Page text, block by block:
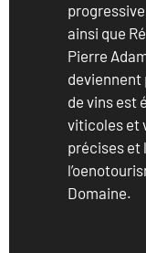
ainsi que
Pierre
deviennent
de vins est
viticoles et
précises et
Domaine.